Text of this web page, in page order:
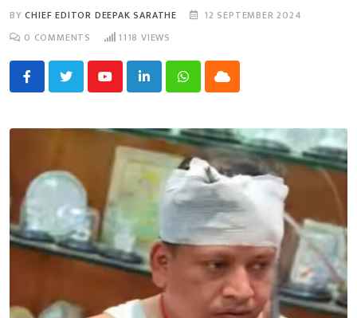
BYCHIEF EDITOR DEEPAK SARATHE
12 SEPTEMBER 2024
0 COMMENTS 1118 VIEWS
YoutubeLinkedInWhatsappCloud